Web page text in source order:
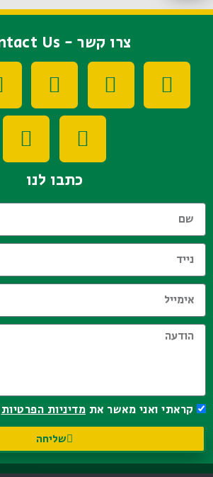
צרו קשר - Contact Us
כתבו לנו
קראתי ואני מאשר את מדיניות הפרטיות
שליחה